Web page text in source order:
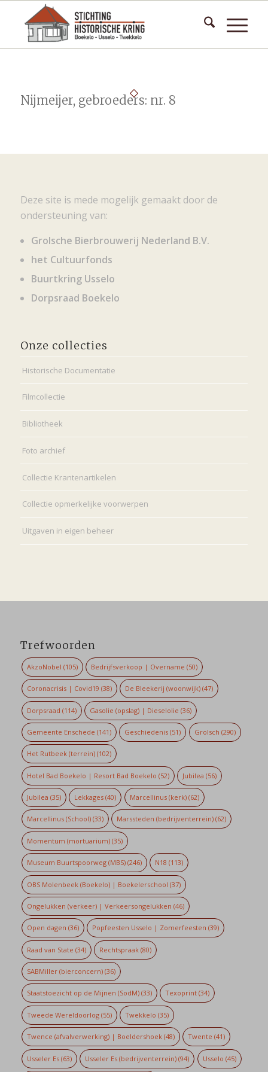
Nijmeijer, gebroeders: nr. 8
Deze site is mede mogelijk gemaakt door de
ondersteuning van:
Grolsche Bierbrouwerij Nederland B.V.
het Cultuurfonds
Buurtkring Usselo
Dorpsraad Boekelo
Onze collecties
Historische Documentatie
Filmcollectie
Bibliotheek
Foto archief
Collectie Krantenartikelen
Collectie opmerkelijke voorwerpen
Uitgaven in eigen beheer
Trefwoorden
AkzoNobel (105) Bedrijfsverkoop | Overname (50)
Coronacrisis | Covid19 (38) De Bleekerij (woonwijk) (47)
Dorpsraad (114) Gasolie (opslag) | Dieselolie (36)
Gemeente Enschede (141) Geschiedenis (51) Grolsch (290)
Het Rutbeek (terrein)(102)
Hotel Bad Boekelo | Resort Bad Boekelo (52) Jubilea (56)
Jubilea (35) Lekkages (40) Marcellinus (kerk)(62)
Marcellinus (School)(33) Marssteden (bedrijventerrein) (62)
Momentum (mortuarium)(35)
Museum Buurtspoorweg (MBS)(246) N18 (113)
OBS Molenbeek (Boekelo) | Boekelerschool (37)
Ongelukken (verkeer) | Verkeersongelukken (46)
Open dagen (36) Popfeesten Usselo | Zomerfeesten (39)
Raad van State (34) Rechtspraak (80)
SABMiller (bierconcern)(36)
Staatstoezicht op de Mijnen (SodM)(33) Texoprint (34)
Tweede Wereldoorlog(55) Twekkelo (35)
Twence (afvalverwerking) | Boeldershoek(48) Twente (41)
Usseler Es(63) Usseler Es (bedrijventerrein) (94) Usselo (45)